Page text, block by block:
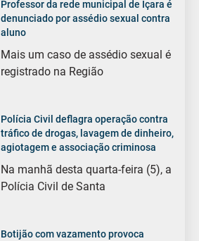
Professor da rede municipal de Içara é
denunciado por assédio sexual contra
aluno
Mais um caso de assédio sexual é
registrado na Região
Polícia Civil deflagra operação contra
tráfico de drogas, lavagem de dinheiro,
agiotagem e associação criminosa
Na manhã desta quarta-feira (5), a
Polícia Civil de Santa
Botijão com vazamento provoca